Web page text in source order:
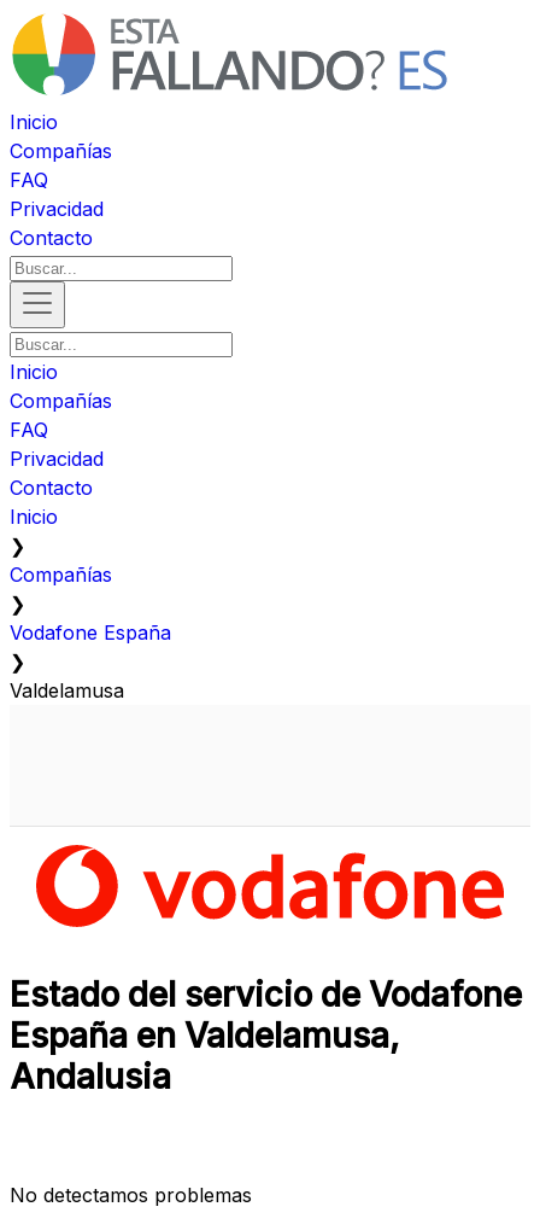
Inicio
Compañías
FAQ
Privacidad
Contacto
Inicio
Compañías
FAQ
Privacidad
Contacto
Inicio
❯
Compañías
❯
Vodafone España
❯
Valdelamusa
Estado del servicio de Vodafone
España en Valdelamusa,
Andalusia
No detectamos problemas